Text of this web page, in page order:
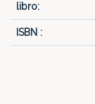
libro:
ISBN :